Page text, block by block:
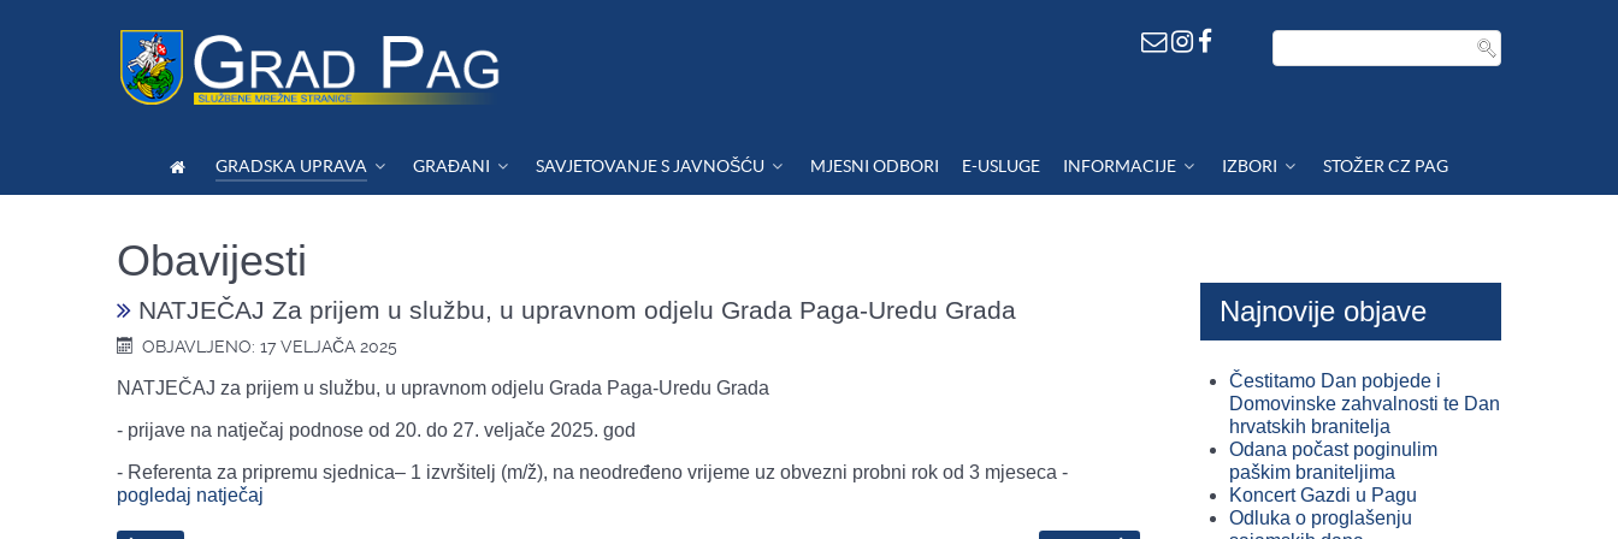
GRADSKA UPRAVA GRAĐANI SAVJETOVANJE S JAVNOŠĆU MJESNI ODBORI E-USLUGE INFORMACIJE IZBORI STOŽER CZ PAG
Obavijesti
NATJEČAJ Za prijem u službu, u upravnom odjelu Grada Paga-Uredu Grada
OBJAVLJENO: 17 VELJAČA 2025
NATJEČAJ za prijem u službu, u upravnom odjelu Grada Paga-Uredu Grada
- prijave na natječaj podnose od 20. do 27. veljače 2025. god
- Referenta za pripremu sjednica– 1 izvršitelj (m/ž), na neodređeno vrijeme uz obvezni probni rok od 3 mjeseca -
pogledaj natječaj
Najnovije objave
Čestitamo Dan pobjede i
Domovinske zahvalnosti te Dan
hrvatskih branitelja
Odana počast poginulim
paškim braniteljima
Koncert Gazdi u Pagu
Odluka o proglašenju